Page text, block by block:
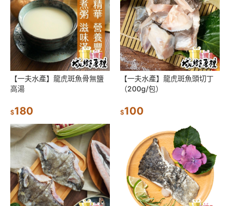
【一夫水產】龍虎斑魚骨無鹽
高湯
$180
【一夫水產】龍虎斑魚頭切丁
（200g/包）
$100